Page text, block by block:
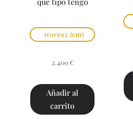
100x95 (cm)
2.400 €
Añadir al
carrito